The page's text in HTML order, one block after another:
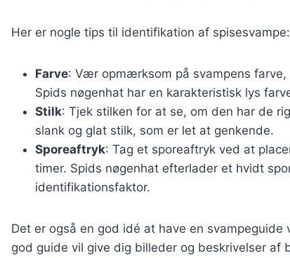
Her er nogle tips til identifikation af spisesvampe:
Farve: Vær opmærksom på svampens
Spids nøgenhat har en karakteristisk lys
Stilk: Tjek stilken for at se, om den har de
slank og glat stilk, som er let at genkende.
Sporeaftryk: Tag et sporeaftryk ved at
timer. Spids nøgenhat efterlader et hvidt
identifikationsfaktor.
Det er også en god idé at have en
god guide vil give dig billeder og beskrivelser af